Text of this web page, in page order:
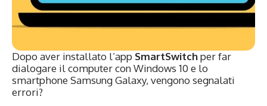
Dopo aver installato l’app SmartSwitchper far
dialogare il computer con Windows 10 e lo
smartphone Samsung Galaxy, vengono segnalati
errori?